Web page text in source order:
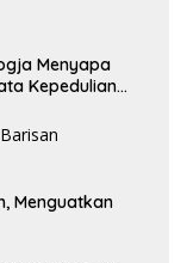
Menyapa
Kepedulian
Menguatkan